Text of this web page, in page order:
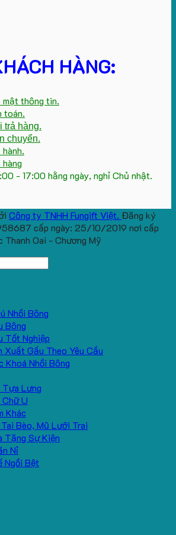
HÀNG:
mật thông tin.
toán.
trả hàng.
chuyển.
- 17:00 hằng ngày, nghỉ Chủ nhật.
Công ty TNHH Fungift Việt. Đăng ký
cấp ngày: 25/10/2019 nơi cấp
Thanh Oai - Chương Mỹ
Nhồi Bông
Bông
Tốt Nghiệp
Xuất Gấu Theo Yêu Cầu
Khoá Nhồi Bông
Tựa Lưng
Chữ U
Khác
Bèo, Mũ Lưỡi Trai
Tặng Sự Kiện
Nỉ
Ngồi Bệt